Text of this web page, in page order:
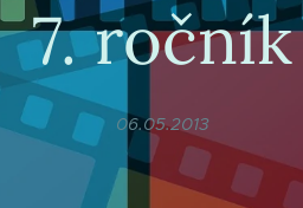
7. ročník
06.05.2013